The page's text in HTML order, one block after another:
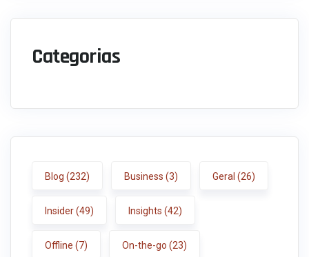
Categorias
Blog (232) Business (3) Geral (26)
Insider(49) Insights (42)
Offline (7) On-the-go (23)